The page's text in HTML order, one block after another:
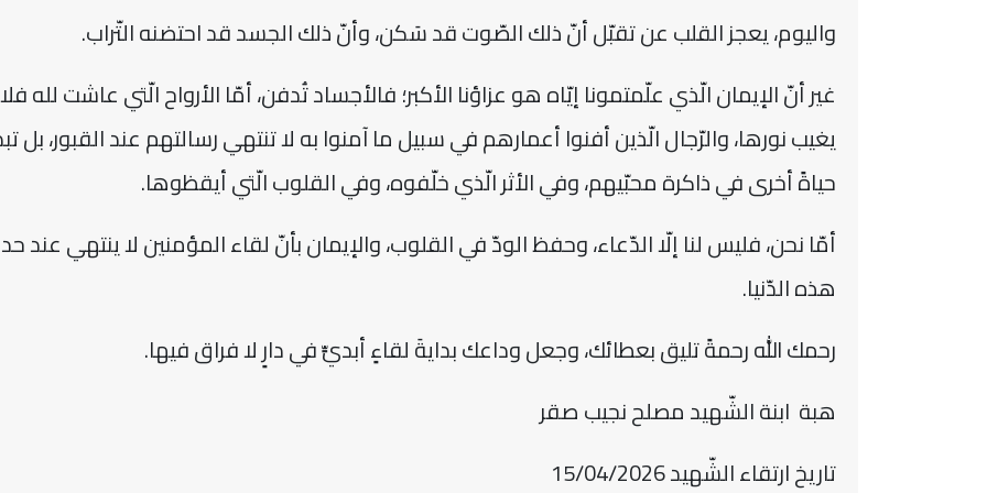
واليوم، يعجز القلب عن تقبّل أنّ ذلك الصّوت قد سَكن، وأنّ ذلك الجسد قد احتضنه التّراب.
غير أنّ الإيمان الّذي علّمتمونا إيّاه هو عزاؤنا الأكبر؛ فالأجساد تُدفن، أمّا الأرواح الّتي عاشت لله فلا
يغيب نورها، والرّجال الّذين أفنوا أعمارهم في سبيل ما آمنوا به لا تنتهي رسالتهم عند القبور، بل
حياةً أخرى في ذاكرة محبّيهم، وفي الأثر الّذي خلّفوه، وفي القلوب الّتي أيقظوها.
أمّا نحن، فليس لنا إلّا الدّعاء، وحفظ الودّ في القلوب، والإيمان بأنّ لقاء المؤمنين لا ينتهي عند
هذه الدّنيا.
رحمك الله رحمةً تليق بعطائك، وجعل وداعك بدايةَ لقاءٍ أبديٍّ في دارٍ لا فراق فيها.
هبة ابنة الشّهيد مصلح نجيب صقر
تاريخ ارتقاء الشّهيد 15/04/2026